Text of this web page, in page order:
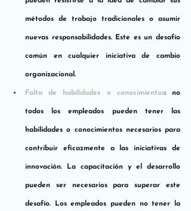
métodos de trabajo tradicionales o asumir
nuevas responsabilidades. Este es un desafío
común en cualquier iniciativa de cambio
organizacional.
Falta de habilidades o conocimientos: no
todos los empleados pueden tener las
habilidades o conocimientos necesarios para
contribuir eficazmente a las iniciativas de
innovación. La capacitación y el desarrollo
pueden ser necesarios para superar este
desafío. Los empleados pueden no tener la